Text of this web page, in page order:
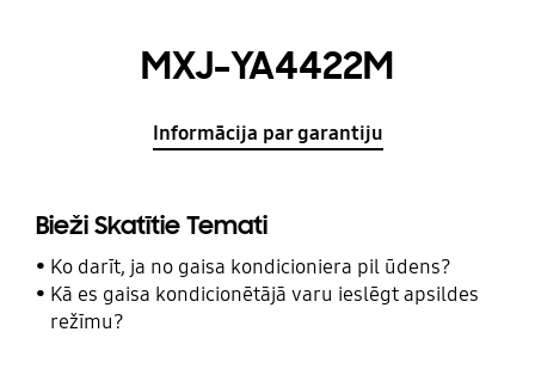
MXJ-YA4422M
Informācija par garantiju
Bieži Skatītie Temati
Ko darīt, ja no gaisa kondicioniera pil ūdens?
Kā es gaisa kondicionētājā varu ieslēgt apsildes
režīmu?